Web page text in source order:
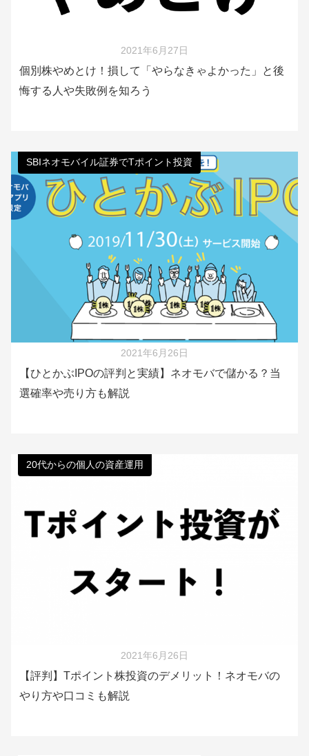
2021年6月27日
個別株やめとけ！損して「やらなきゃよかった」と後
悔する人や失敗例を知ろう
SBIネオモバイル証券でTポイント投資
2021年6月26日
【ひとかぶIPOの評判と実績】ネオモバで儲かる？当
選確率や売り方も解説
20代からの個人の資産運用
2021年6月26日
【評判】Tポイント株投資のデメリット！ネオモバの
やり方や口コミも解説